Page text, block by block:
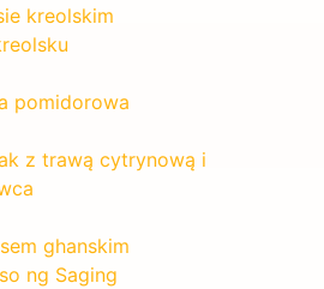
kreolskim
pomidorowa
z trawą cytrynową i
ghanskim
ng Saging